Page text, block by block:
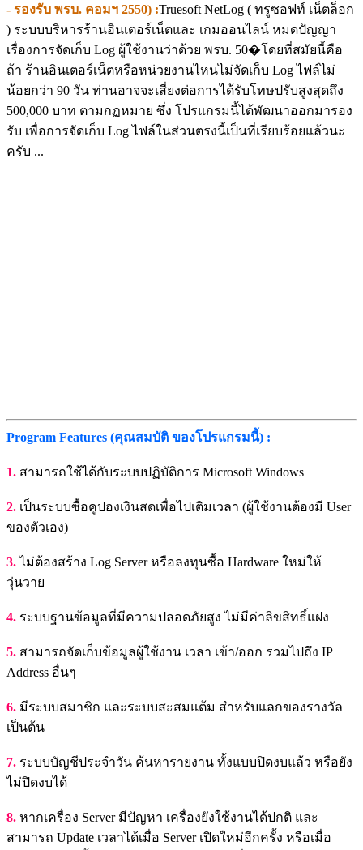
- รองรับ พรบ. คอมฯ 2550) :Truesoft NetLog ( ทรูซอฟท์ เน็ตล็อก
) ระบบบริหารร้านอินเตอร์เน็ตและ เกมออนไลน์ หมดปัญญา
เรื่องการจัดเก็บ Log ผู้ใช้งานว่าด้วย พรบ. 50�โดยที่สมัยนี้คือ
ถ้า ร้านอินเตอร์เน็ตหรือหน่วยงานไหนไม่จัดเก็บ Log ไฟล์ไม่
น้อยกว่า 90 วัน ท่านอาจจะเสี่ยงต่อการได้รับโทษปรับสูงสุดถึง
500,000 บาท ตามกฏหมาย ซึ่ง โปรแกรมนี้ได้พัฒนาออกมารอง
รับ เพื่อการจัดเก็บ Log ไฟล์ในส่วนตรงนี้เป็นที่เรียบร้อยแล้วนะ
ครับ ...
Program Features (คุณสมบัติ ของโปรแกรมนี้) :
1. สามารถใช้ได้กับระบบปฏิบัติการ Microsoft Windows
2. เป็นระบบซื้อคูปองเงินสดเพื่อไปเติมเวลา (ผู้ใช้งานต้องมี User
ของตัวเอง)
3. ไม่ต้องสร้าง Log Server หรือลงทุนซื้อ Hardware ใหม่ให้
วุ่นวาย
4. ระบบฐานข้อมูลที่มีความปลอดภัยสูง ไม่มีค่าลิขสิทธิ์แฝง
5. สามารถจัดเก็บข้อมูลผู้ใช้งาน เวลา เข้า/ออก รวมไปถึง IP
Address อื่นๆ
6. มีระบบสมาชิก และระบบสะสมแต้ม สำหรับแลกของรางวัล
เป็นต้น
7. ระบบบัญชีประจำวัน ค้นหารายงาน ทั้งแบบปิดงบแล้ว หรือยัง
ไม่ปิดงบได้
8. หากเครื่อง Server มีปัญหา เครื่องยังใช้งานได้ปกติ และ
สามารถ Update เวลาได้เมื่อ Server เปิดใหม่อีกครั้ง หรือเมื่อ